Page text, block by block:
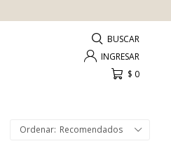
$ 0
Recomendados